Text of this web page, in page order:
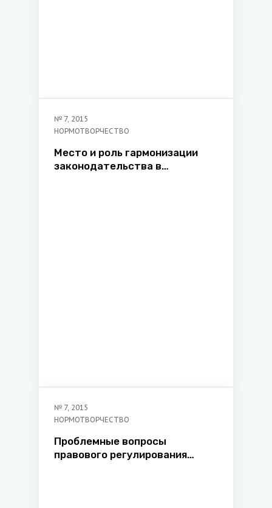
№ 7, 2015
НОРМОТВОРЧЕСТВО
Место и роль гармонизации
законодательства в
№ 7, 2015
НОРМОТВОРЧЕСТВО
Проблемные вопросы
правового регулирования